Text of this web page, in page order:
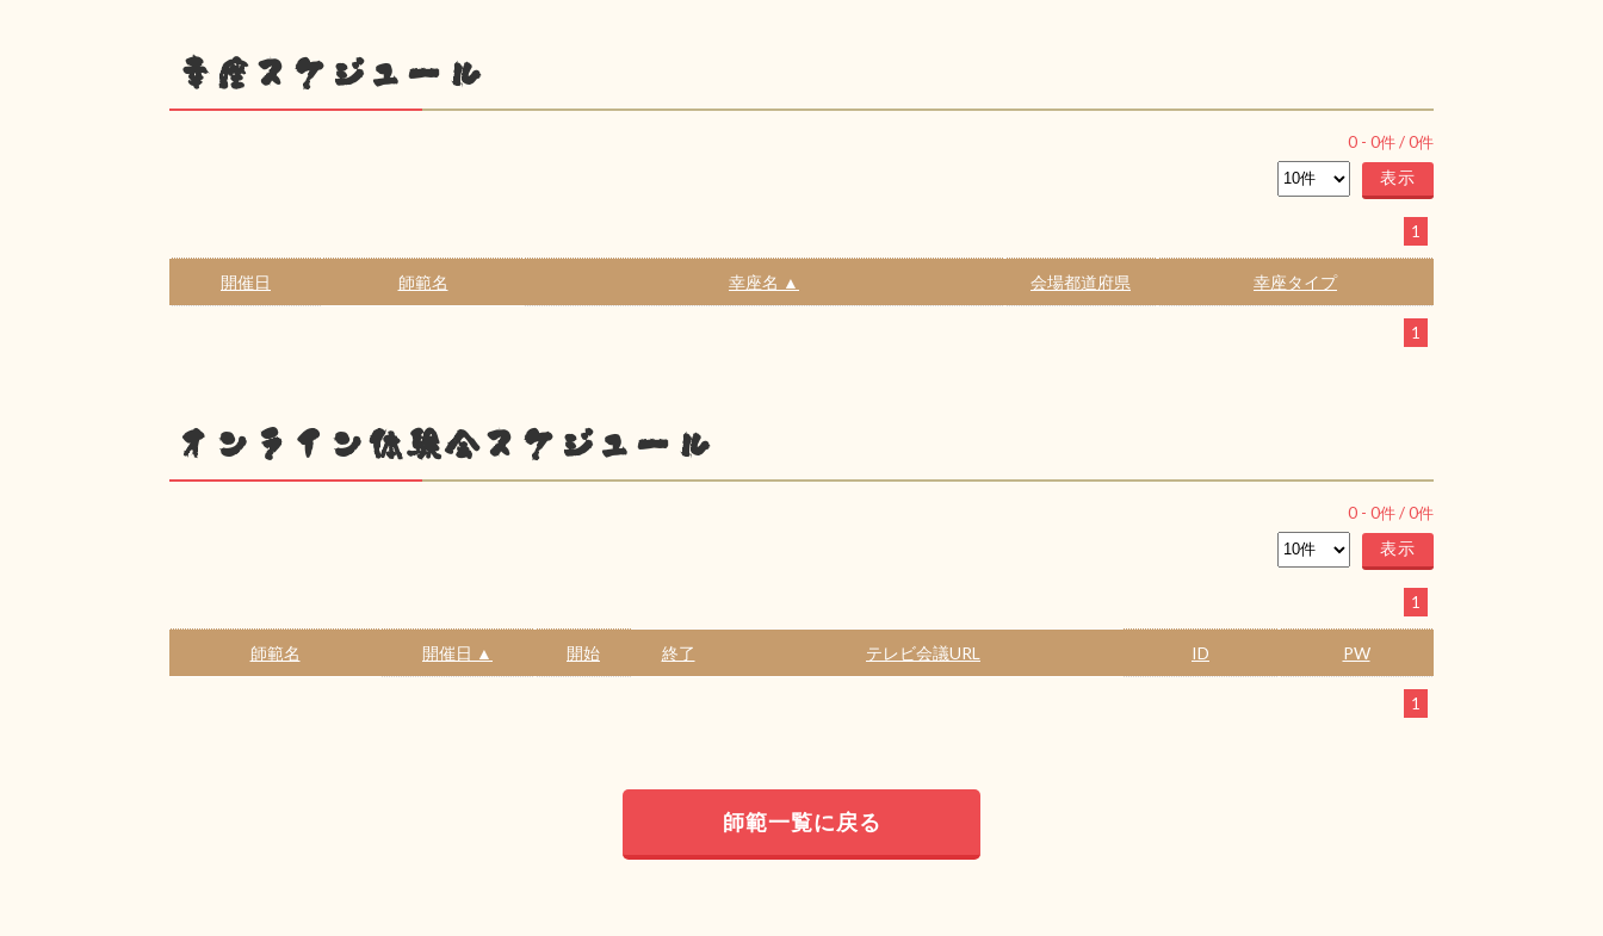
幸座スケジュール
0 - 0件 /0件
1
開催日 師範名 幸座名 ▲ 会場都道府県 幸座タイプ
1
オンライン体験会スケジュール
0 - 0件 /0件
1
師範名 開催日 ▲ 開始 終了 テレビ会議URL ID PW
1
師範一覧に戻る